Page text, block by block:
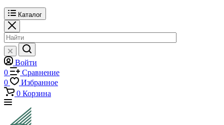
Каталог
Войти
0
Сравнение
0
Избранное
0 Корзина